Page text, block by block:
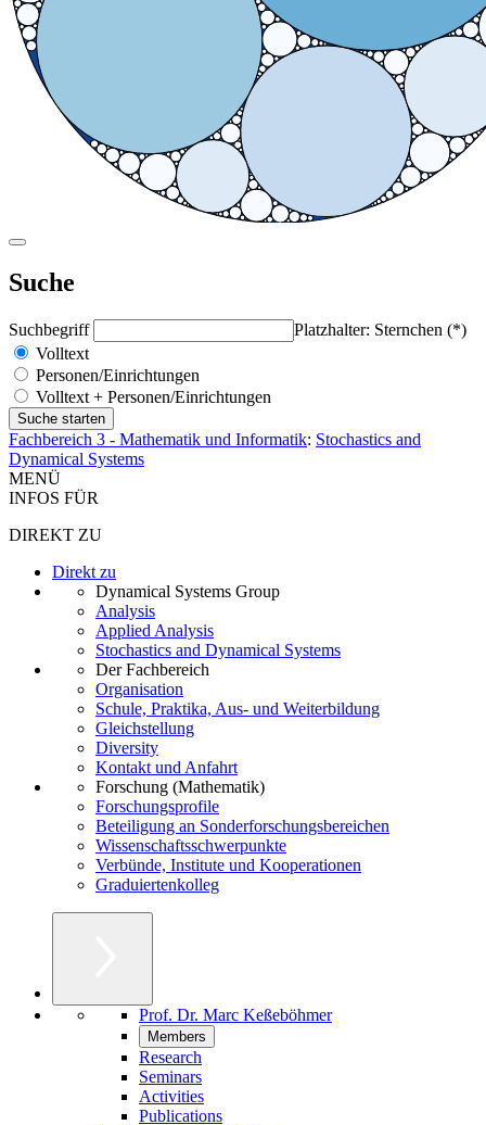
Suche
Suchbegriff
Platzhalter: Sternchen (*)
Volltext
Personen/Einrichtungen
Volltext + Personen/Einrichtungen
Fachbereich 3 - Mathematik und Informatik: Stochastics and
Dynamical Systems
MENÜ
INFOS FÜR
DIREKT ZU
Direkt zu
Dynamical Systems Group
Analysis
Applied Analysis
Stochastics and Dynamical Systems
Der Fachbereich
Organisation
Schule, Praktika, Aus- und Weiterbildung
Gleichstellung
Diversity
Kontakt und Anfahrt
Forschung (Mathematik)
Forschungsprofile
Beteiligung an Sonderforschungsbereichen
Wissenschaftsschwerpunkte
Verbünde, Institute und Kooperationen
Graduiertenkolleg
Prof. Dr. Marc Keßeböhmer
Members
Research
Seminars
Activities
Publications